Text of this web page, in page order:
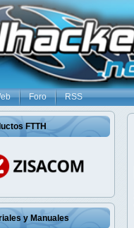
Foro RSS
FTTH
y Manuales